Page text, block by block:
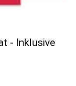
- Inklusive